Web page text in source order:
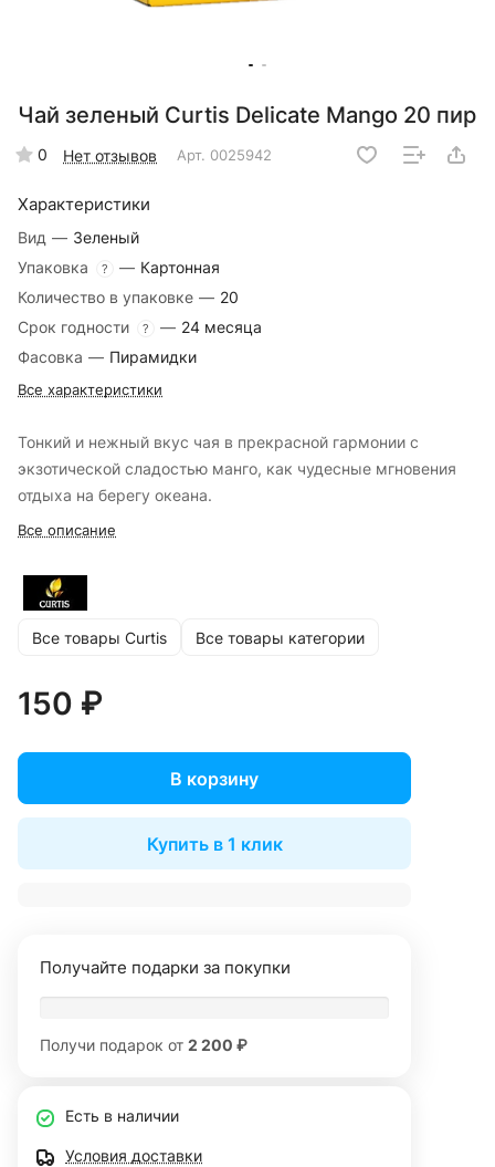
Чай зеленый Curtis Delicate Mango 20 пир
0 Нет отзывов Арт. 0025942
Характеристики
Вид — Зеленый
Упаковка
? — Картонная
Количество в упаковке — 20
Срок годности
? — 24 месяца
Фасовка — Пирамидки
Все характеристики
Тонкий и нежный вкус чая в прекрасной гармонии с
экзотической сладостью манго, как чудесные мгновения
отдыха на берегу океана.
Все описание
Все товары Curtis Все товары категории
150 ₽
В корзину
Купить в 1 клик
Получайте подарки за покупки
Получи подарок от 2 200 ₽
Есть в наличии
Условия доставки